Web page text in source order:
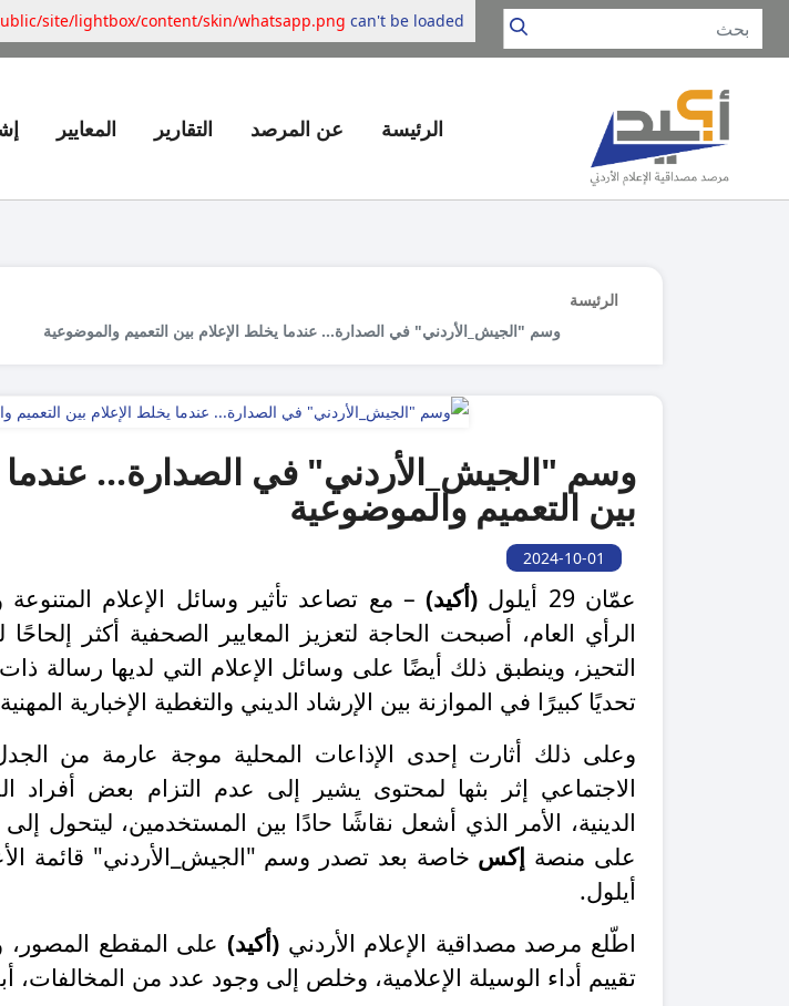
الرئيسة عن المرصد التقارير المعايير
الرئيسة
وسم "الجيش_الأردني" في الصدارة... عندما يخلط الإعلام بين التعميم والموضوعية
وسم "الجيش_الأردني" في الصدارة... عندما
بين التعميم والموضوعية
2024-10-01
عمّان 29 أيلول (أكيد)– مع تصاعد تأثير وسائل الإعلام
الرأي العام، أصبحت الحاجة لتعزيز المعايير الصحفية أكثر
التحيز، وينطبق ذلك أيضًا على وسائل الإعلام التي لديها رسالة
تحديًا كبيرًا في الموازنة بين الإرشاد الديني والتغطية الإخبارية
وعلى ذلك أثارت إحدى الإذاعات المحلية موجة عارمة من
الاجتماعي إثر بثها لمحتوى يشير إلى عدم التزام بعض أفراد
الدينية، الأمر الذي أشعل نقاشًا حادًا بين المستخدمين، ليتحول إلى
على منصة إكس
أيلول.
اطّلع مرصد مصداقية الإعلام الأردني(أكيد) على المقطع المصور،
تقييم أداء الوسيلة الإعلامية، وخلص إلى وجود عدد من المخالفات،
site/lightbox/content/skin/whatsapp.png can't be loaded.